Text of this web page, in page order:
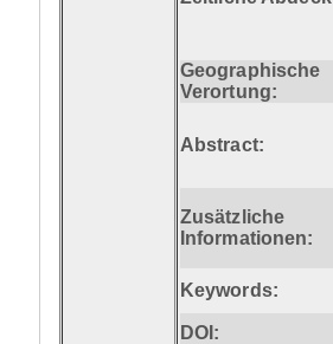
Geographische
Verortung:
Abstract:
Zusätzliche
Informationen:
Keywords:
DOI: